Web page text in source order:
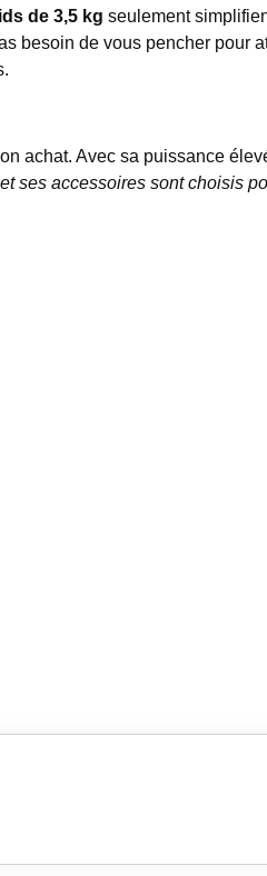
de 3,5 kg seulement
besoin de vous pencher pour
achat. Avec sa puissance
ses accessoires sont choisis